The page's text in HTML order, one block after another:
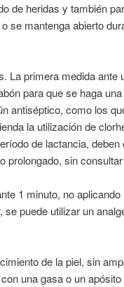
de heridas y también
se mantenga abierto
La primera medida ante
para que se haga
antiséptico, como los
la utilización de
de lactancia,
prolongado, sin
1 minuto, no
puede utilizar un
de la piel, sin
una gasa o un